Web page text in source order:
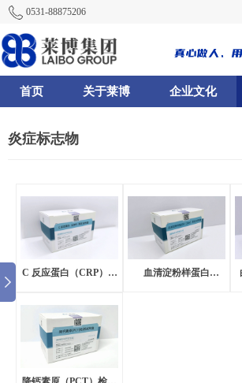
0531-88875206
首页 关于莱博 企业文化
炎症标志物
C 反应蛋白（CRP）测
血清淀粉样蛋白